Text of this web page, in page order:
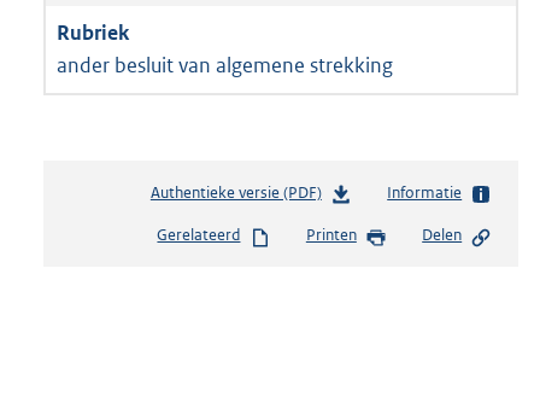
ander besluit van algemene strekking
Authentieke versie (PDF)b
s
Informatie
Gerelateerd Printen Delen